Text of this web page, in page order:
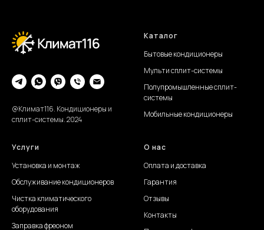
@Климат116. Кондиционеры и
сплит-системы. 2024
Каталог
Бытовые кондиционеры
Мульти сплит-системы
Полупромышленные сплит-
системы
Мобильные кондиционеры
Услуги
Установка и монтаж
Обслуживаниекондиционеров
Чистка климатического
оборудования
Заправка фреоном
О нас
Оплата и доставка
Гарантия
Отзывы
Контакты